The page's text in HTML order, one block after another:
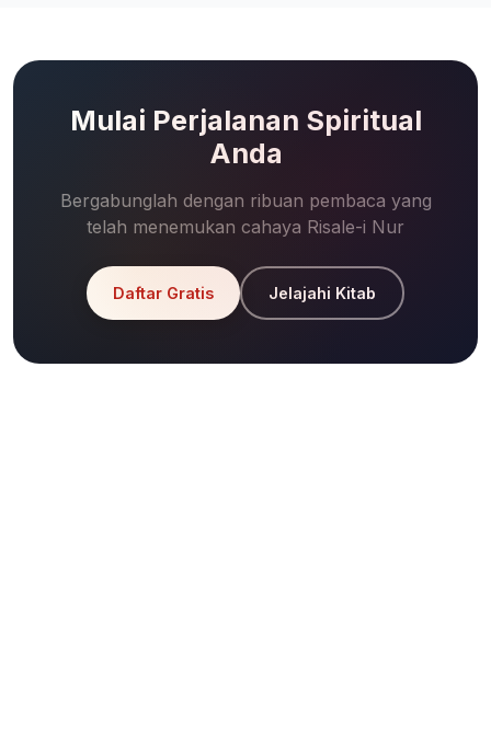
Mulai Perjalanan Spiritual
Anda
Bergabunglah dengan ribuan pembaca yang
telah menemukan cahaya Risale-i Nur
Daftar Gratis Jelajahi Kitab